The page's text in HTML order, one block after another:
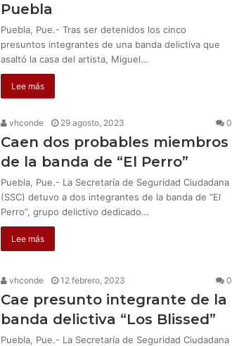
Puebla
Puebla, Pue.- Tras ser detenidos los cinco
presuntos integrantes de una banda delictiva que
asaltó la casa del artista, Miguel…
Lee más
vhconde 29 agosto, 2023 0
Caen dos probables miembros
de la banda de “El Perro”
Puebla, Pue.- La Secretaría de Seguridad Ciudadana
(SSC) detuvo a dos integrantes de la banda de “El
Perro”, grupo delictivo dedicado…
Lee más
vhconde 12 febrero, 2023 0
Cae presunto integrante de la
banda delictiva “Los Blissed”
Puebla, Pue.- La Secretaría de Seguridad Ciudadana